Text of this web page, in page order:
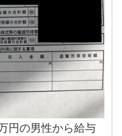
円の男性から給与